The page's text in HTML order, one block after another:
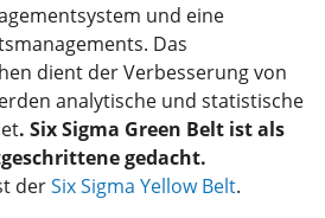
und eine
Das
dient der Verbesserung von
analytische und statistische
. Six Sigma Green Belt ist als
gedacht.
derSix Sigma Yellow Belt.